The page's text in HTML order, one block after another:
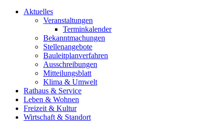
Aktuelles
Veranstaltungen
Terminkalender
Bekanntmachungen
Stellenangebote
Bauleitplanverfahren
Ausschreibungen
Mitteilungsblatt
Klima & Umwelt
Rathaus & Service
Leben & Wohnen
Freizeit & Kultur
Wirtschaft & Standort